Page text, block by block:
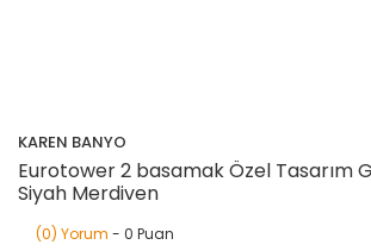
KAREN BANYO
Eurotower 2 basamak Özel Tasarım
Siyah Merdiven
(0) Yorum - 0 Puan